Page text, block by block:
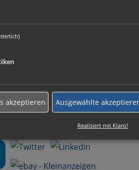
zeitarbeit.de
mit Ihnen Kontakt
akzeptieren Ausgewählte
Realisiert mit Klaro!